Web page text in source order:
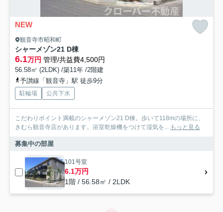
NEW
観音寺市昭和町
シャーメゾン21 D棟
6.1万円 管理/共益費4,500円
56.58㎡ (2LDK) /築11年 /2階建
予讃線「観音寺」駅 徒歩9分
駐輪場 公共下水
こだわりポイント満載のシャーメゾン21 D棟。歩いて118mの場所に、
きむら観音寺店があります。浴室乾燥機をつけて湿気を... もっと見る
募集中の部屋
101号室
6.1万円
1階 / 56.58㎡ / 2LDK